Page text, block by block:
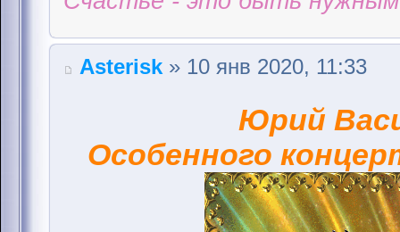
Аsterisk » 10 янв 2020, 11:33
Юрий
Особенного